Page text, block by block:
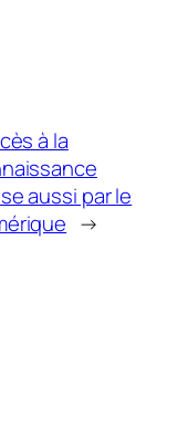
à la
aussi par le
→